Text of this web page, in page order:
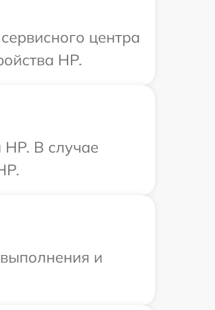
центра
HP.
В случае
и